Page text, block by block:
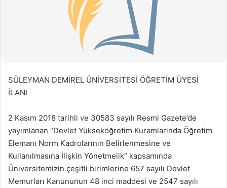
SÜLEYMAN DEMİREL ÜNİVERSİTESİ ÖĞRETİM ÜYESİ
İLANI
2 Kasım 2018 tarihli ve 30583 sayılı Resmi Gazete’de
yayımlanan “Devlet Yükseköğretim Kuramlarında Öğretim
Elemanı Norm Kadrolarının Belirlenmesine ve
Kullanılmasına İlişkin Yönetmelik” kapsamında
Üniversitemizin çeşitli birimlerine 657 sayılı Devlet
Memurları Kanununun 48 inci maddesi ve 2547 sayılı